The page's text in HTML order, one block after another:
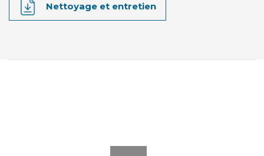
Nettoyage et entretien